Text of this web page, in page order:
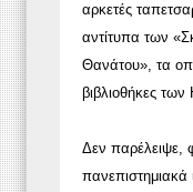
αρκετές
αντίτυπα των
Θανάτου», τα
βιβλιοθήκες
Δεν παρέλειψε,
πανεπιστημιακά